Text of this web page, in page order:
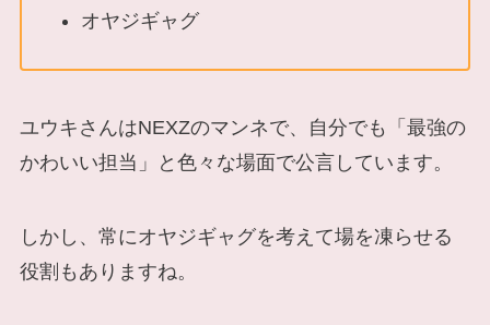
オヤジギャグ
ユウキさんはNEXZのマンネで、自分でも「最強の
かわいい担当」と色々な場面で公言しています。
しかし、常にオヤジギャグを考えて場を凍らせる
役割もありますね。